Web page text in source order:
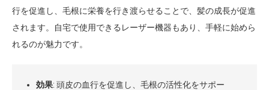
行を促進し、毛根に栄養を行き渡らせることで、髪の成長が促進
されます。自宅で使用できるレーザー機器もあり、手軽に始めら
れるのが魅力です。
効果: 頭皮の血行を促進し、毛根の活性化をサポー